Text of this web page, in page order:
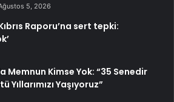
5, 2026
Raporu’na sert tepki:
Memnun Kimse Yok: “35 Senedir
Yıllarımızı Yaşıyoruz”